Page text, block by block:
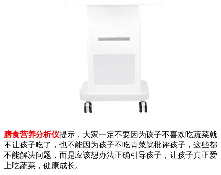
膳食营养分析仪提示，大家一定不要因为孩子不喜欢吃蔬菜就
不让孩子吃了，也不能因为孩子不吃青菜就批评孩子，这些都
不能解决问题，而是应该想办法正确引导孩子，让孩子真正爱
上吃蔬菜，健康成长。